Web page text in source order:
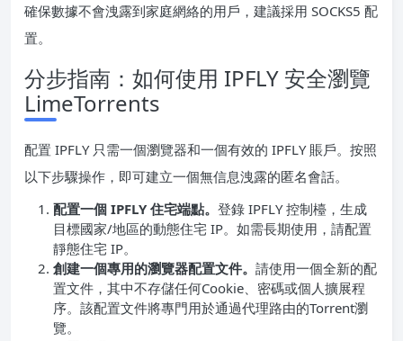
確保數據不會洩露到家庭網絡的用戶，建議採用 SOCKS5 配
置。
分步指南：如何使用 IPFLY 安全瀏覽
LimeTorrents
配置 IPFLY 只需一個瀏覽器和一個有效的 IPFLY 賬戶。按照
以下步驟操作，即可建立一個無信息洩露的匿名會話。
配置一個 IPFLY 住宅端點。 登錄 IPFLY 控制檯，生成
目標國家/地區的動態住宅 IP。如需長期使用，請配置
靜態住宅 IP。
創建一個專用的瀏覽器配置文件。 請使用一個全新的配
置文件，其中不存儲任何Cookie、密碼或個人擴展程
序。該配置文件將專門用於通過代理路由的Torrent瀏
覽。